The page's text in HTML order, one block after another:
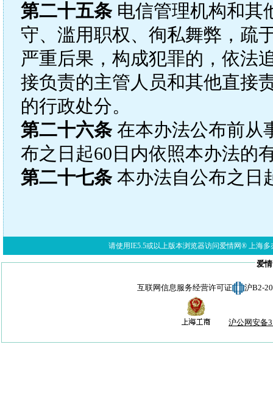
第二十五条电信管理机构和其
守、滥用职权、徇私舞弊，疏
严重后果，构成犯罪的，依法
接负责的主管人员和其他直接
的行政处分。
第二十六条在本办法公布前从
布之日起60日内依照本办法的
第二十七条本办法自公布之日
请使用IE5.5或以上版本浏览器访问爱情网® 上海多
爱
互联网信息服务经营许可证 沪B2-
沪公网安备